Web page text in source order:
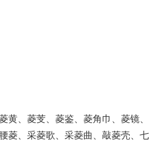
黄、菱芰、菱鉴、菱角巾、菱镜
菱、采菱歌、采菱曲、敲菱壳、